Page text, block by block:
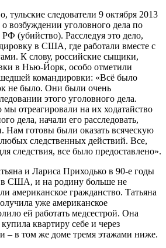
тульские следователи 9 октября 2013
возбуждении уголовного дела по
(убийство). Расследуя это дело,
в США, где работали вместе с
К слову, российские сыщики,
в Нью-Йорк, особо отметили
командировки: «Всё было
не было. Они были очень
этого уголовного дела.
отреагировали на их ходатайство
дела, начали его расследовать,
Нам готовы были оказать всяческую
следственных действий. Все,
следствия, все было предоставлено».
и Лариса Приходько в 90-е годы
в США, и на родину больше не
американское гражданство. Татьяна
уже американское
ей работать медсестрой. Она
квартиру себе и через
– в том же доме тремя этажами ниже.